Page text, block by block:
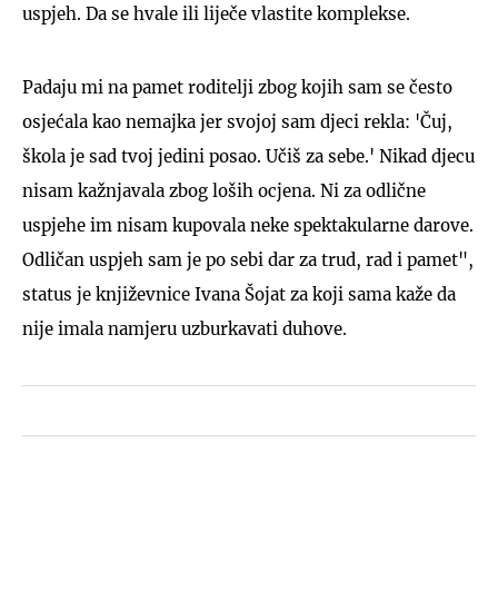
uspjeh. Da se hvale ili liječe vlastite komplekse.
Padaju mi na pamet roditelji zbog kojih sam se često
osjećala kao nemajka jer svojoj sam djeci rekla: 'Čuj,
škola je sad tvoj jedini posao. Učiš za sebe.' Nikad djecu
nisam kažnjavala zbog loših ocjena. Ni za odlične
uspjehe im nisam kupovala neke spektakularne darove.
Odličan uspjeh sam je po sebi dar za trud, rad i pamet",
status je književnice Ivana Šojat za koji sama kaže da
nije imala namjeru uzburkavati duhove.